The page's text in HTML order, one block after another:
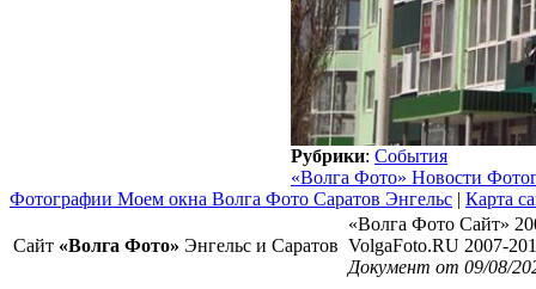
Рубрики: События
«Волга Фото» Новости
Фотографии Моем окна Волга Фото Саратов Энгельс | Карта
Сайт «Волга Фото» Энгельс и Саратов
«Волга Фото Сайт»
VolgaFoto.RU 2007-
Документ от 09/08/